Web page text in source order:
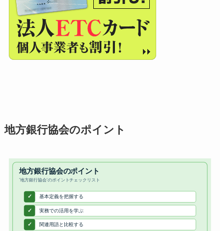
地方銀行協会のポイント